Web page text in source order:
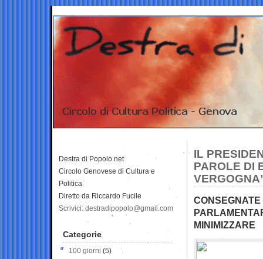
IL
PAROLE DI
MINIMIZZARE
Destra di Popolo.net
Circolo Genovese di Cultura e
Politica
Diretto da Riccardo Fucile
Scrivici: destradipopolo@gmail.com
Categorie
100 giorni (5)